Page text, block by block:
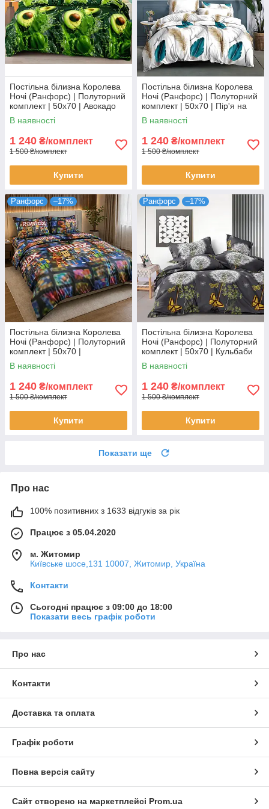
Постільна білизна Королева
Ночі (Ранфорс) | Полуторний
комплект | 50х70 | Авокадо
на зеленому
В наявності
1 240 ₴/комплект
1 500 ₴/комплект
Купити
Постільна білизна Королева
Ночі (Ранфорс) | Полуторний
комплект | 50х70 | Пір'я на
білому
В наявності
1 240 ₴/комплект
1 500 ₴/комплект
Купити
Ранфорс –17%
Постільна білизна Королева
Ночі (Ранфорс) | Полуторний
комплект | 50х70 |
Різнокольоровий roblox
В наявності
1 240 ₴/комплект
1 500 ₴/комплект
Купити
Ранфорс –17%
Постільна білизна Королева
Ночі (Ранфорс) | Полуторний
комплект | 50х70 | Кульбаби
на темно-сірому
В наявності
1 240 ₴/комплект
1 500 ₴/комплект
Купити
Показати ще
Про нас
100% позитивних з 1633 відгуків за рік
Працює з 05.04.2020
м. Житомир
Київське шосе,131 10007, Житомир, Україна
Контакти
Сьогодні працює з 09:00 до 18:00
Показати весь графік роботи
Про нас
Контакти
Доставка та оплата
Графік роботи
Повна версія сайту
Сайт створено на маркетплейсі Prom.ua